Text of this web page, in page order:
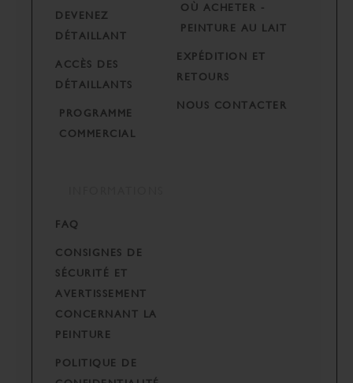
DEVENEZ
DÉTAILLANT
ACCÈS DES
DÉTAILLANTS
PROGRAMME
COMMERCIAL
OÙ ACHETER -
PEINTURE AU LAIT
EXPÉDITION ET
RETOURS
NOUS CONTACTER
FAQ
CONSIGNES DE
SÉCURITÉ ET
AVERTISSEMENT
CONCERNANT LA
PEINTURE
POLITIQUE DE